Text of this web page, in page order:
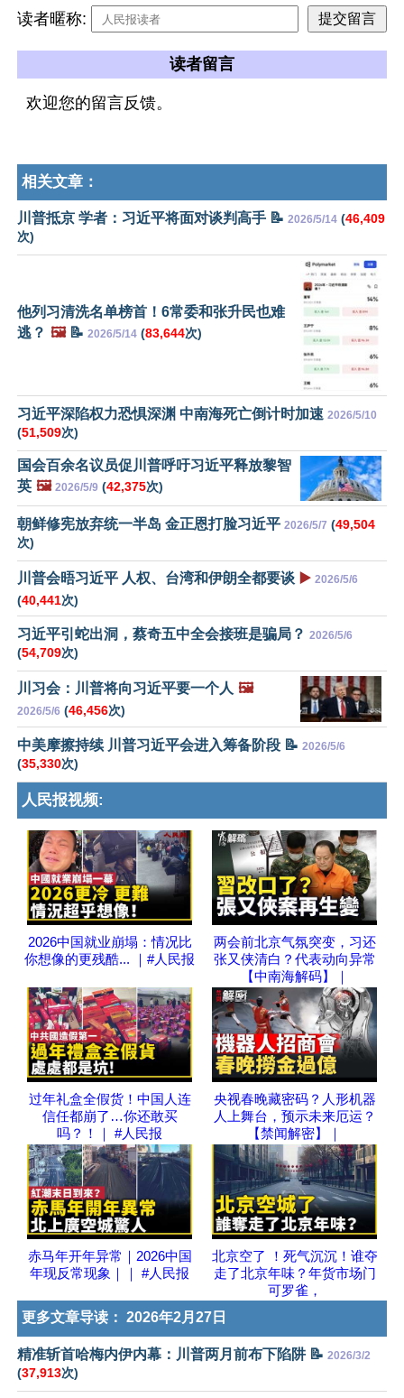
读者暱称:
读者留言
欢迎您的留言反馈。
相关文章：
川普抵京 学者：习近平将面对谈判高手 📝 2026/5/14 (46,409
次)
他列习清洗名单榜首！6常委和张升民也难
逃？ 🖼️📝 2026/5/14 (83,644次)
习近平深陷权力恐惧深渊 中南海死亡倒计时加速 2026/5/10
(51,509次)
国会百余名议员促川普呼吁习近平释放黎智
英 🖼️ 2026/5/9 (42,375次)
朝鲜修宪放弃统一半岛 金正恩打脸习近平 2026/5/7 (49,504
次)
川普会晤习近平 人权、台湾和伊朗全都要谈 ▶️ 2026/5/6
(40,441次)
习近平引蛇出洞，蔡奇五中全会接班是骗局？ 2026/5/6
(54,709次)
川习会：川普将向习近平要一个人 🖼️
2026/5/6 (46,456次)
中美摩擦持续 川普习近平会进入筹备阶段 📝 2026/5/6
(35,330次)
人民报视频:
2026中国就业崩塌：情况比
你想像的更残酷... ｜#人民报
两会前北京气氛突变，习还
张又侠清白？代表动向异常
【中南海解码】｜
过年礼盒全假货！中国人连
信任都崩了…你还敢买
吗？！｜ #人民报
央视春晚藏密码？人形机器
人上舞台，预示未来厄运？
【禁闻解密】｜
赤马年开年异常｜2026中国
年现反常现象｜｜ #人民报
北京空了 ！死气沉沉！谁夺
走了北京年味？年货市场门
可罗雀，
更多文章导读： 2026年2月27日
精准斩首哈梅内伊内幕：川普两月前布下陷阱 📝 2026/3/2
(37,913次)